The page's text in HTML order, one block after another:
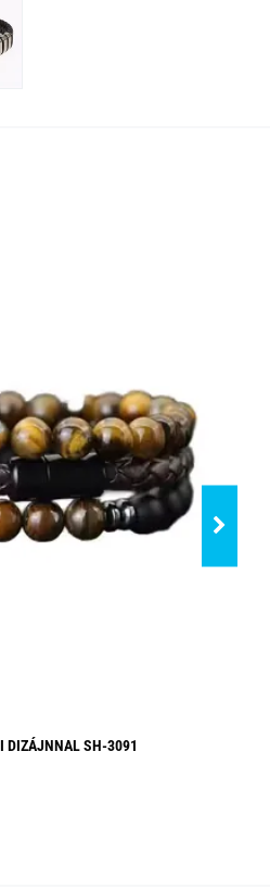
DIZÁJNNAL SH-3091